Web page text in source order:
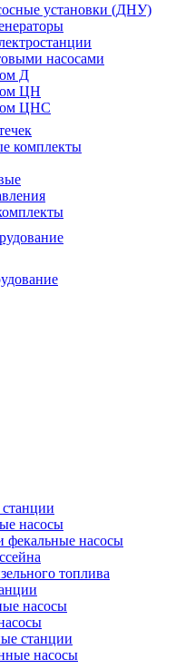
установки (ДНУ)
насосами
Д
ЦН
ЦНС
комплекты
насосы
фекальные насосы
топлива
насосы
станции
насосы